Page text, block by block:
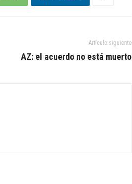
Artículo siguiente
AZ: el acuerdo no está muerto